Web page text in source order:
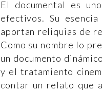
El documental es
efectivos. Su
aportan reliquias de
Como su nombre lo
un documento
y el tratamiento
contar un relato que